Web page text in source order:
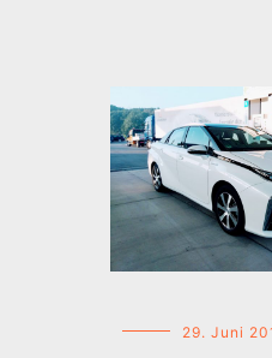
29. Juni